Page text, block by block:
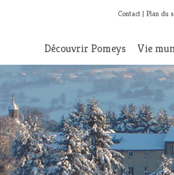
Contact Plan du
Découvrir Pomeys Vie